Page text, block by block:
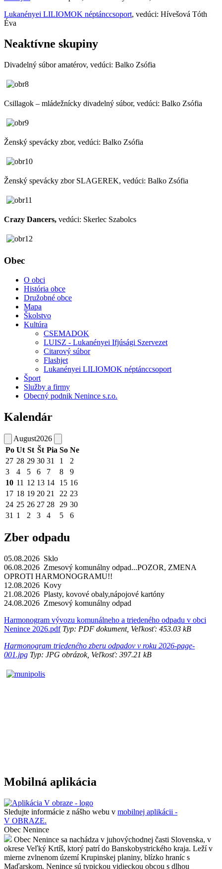
Lukanényei LILIOMOK néptánccsoport, vedúci: Hívešová Tóth
Éva
Neaktívne skupiny
Divadelný súbor amatérov, vedúci: Balko Zsófia
Csillagok – mládežnícky divadelný súbor, vedúci: Balko Zsófia
Ženský spevácky zbor, vedúci: Balko Zsófia
Ženský spevácky zbor SLAGEREK, vedúci: Balko Zsófia
Crazy Dancers, vedúci: Skerlec Szabolcs
Obec
O obci
História obce
Družobné obce
Mapa
Školstvo
Kultúra
CSEMADOK
LUISZ - Lukanényei Ifjúsági Szervezet
Citarový súbor
Flashjet
Lukanényei LILIOMOK néptánccsoport
Šport
Služby a firmy
Obecný podnik Nenince s.r.o.
Kalendár
August2026
Po Ut St Št Pia So Ne
27 28 29 30 31 1
2
3
4 5 6 7 8
9
10 11 12 13 14 15 16
17 18 19 20 21 22 23
24 25 26 27 28 29 30
31 1 2 3 4 5 6
Zber odpadu
05.08.2026 Sklo
06.08.2026 Zmesový komunálny odpad...POZOR, ZMENA
OPROTI HARMONOGRAMU!!
12.08.2026 Kovy
21.08.2026 Plasty, kovové obaly,nápojové kartóny
24.08.2026 Zmesový komunálny odpad
Harmonogram vývozu komunálneho a triedeného odpadu v obci
Nenince 2026.pdfTyp: PDF dokument, Veľkosť: 453.03 kB
Harmonogram triedeného zberu odpadov v roku 2026-page-
001.jpg Typ: JPG obrázok, Veľkosť: 397.21 kB
Mobilná aplikácia
Sledujte informácie z nášho webu v mobilnej aplikácii -
V OBRAZE.
Obec Nenince
Obec Nenince sa nachádza v juhovýchodnej časti Slovenska, v
okrese Veľký Krtíš, ktorý patrí do Banskobystrického kraja. Leží v
mierne zvlnenom území Krupinskej planiny, blízko hraníc s
Maďarskom. Nenince sú typickou vidieckou obcou s dlhou